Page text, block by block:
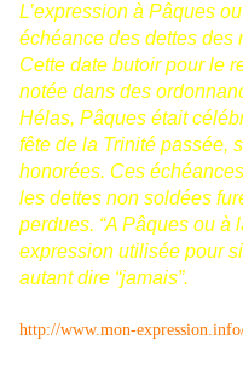
L’expression à Pâques
échéance des dettes des
Cette date butoir pour le
notée dans des
Hélas, Pâques était
fête de la Trinité passée,
honorées. Ces
les dettes non soldées
perdues. “A Pâques ou à
expression utilisée pour
autant dire “jamais”.
http://www.mon-